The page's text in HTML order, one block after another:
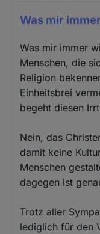
Was mir
Was mir immer
Menschen, die
Religion
Einheitsbrei
begeht diesen
Nein, das
damit keine
Menschen
dagegen ist
Trotz aller
lediglich für den